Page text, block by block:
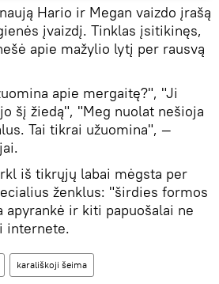
Hario ir Megan vaizdo įrašą
įvaizdį. Tinklas įsitikinęs,
apie mažylio lytį per rausvą
apie mergaitę?", "Ji
šį žiedą", "Meg nuolat nešioja
Tai tikrai užuomina", —
iš tikrųjų labai mėgsta per
ženklus: "širdies formos
apyrankė ir kiti papuošalai ne
internete.
karališkoji šeima